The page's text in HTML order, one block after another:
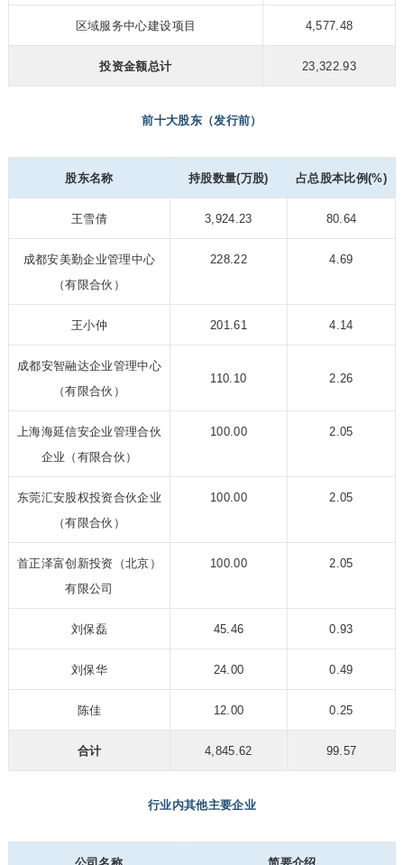
区域服务中心建设项目 4,577.48
投资金额总计 23,322.93
前十大股东（发行前）
股东名称 持股数量(万股) 占总股本比例(%)
王雪倩 3,924.23 80.64
成都安美勤企业管理中心
（有限合伙）
228.22 4.69
王小仲 201.61 4.14
成都安智融达企业管理中心
（有限合伙）
110.10 2.26
上海海延信安企业管理合伙
企业（有限合伙）
100.00 2.05
东莞汇安股权投资合伙企业
（有限合伙）
100.00 2.05
首正泽富创新投资
（北京）
有限公司
100.00 2.05
刘保磊 45.46 0.93
刘保华 24.00 0.49
陈佳 12.00 0.25
合计 4,845.62 99.57
行业内其他主要企业